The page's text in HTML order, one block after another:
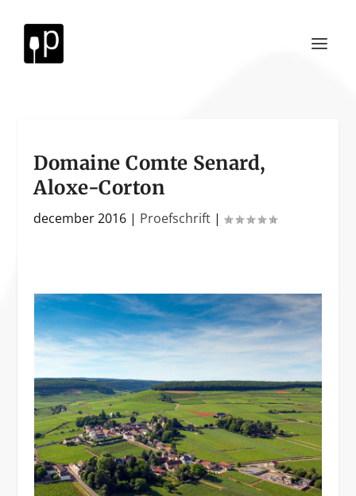
Domaine Comte Senard,
Aloxe-Corton
december 2016 | Proefschrift |